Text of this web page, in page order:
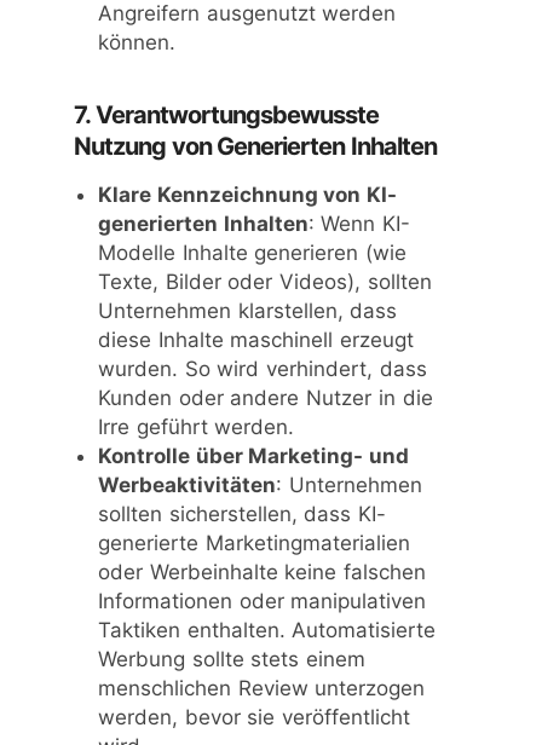
Angreifern ausgenutzt werden
können.
7. Verantwortungsbewusste
Nutzung von Generierten Inhalten
Klare Kennzeichnung von KI-
generierten Inhalten: Wenn KI-
Modelle Inhalte generieren (wie
Texte, Bilder oder Videos), sollten
Unternehmen klarstellen, dass
diese Inhalte maschinell erzeugt
wurden. So wird verhindert, dass
Kunden oder andere Nutzer in die
Irre geführt werden.
Kontrolle über Marketing- und
Werbeaktivitäten: Unternehmen
sollten sicherstellen, dass KI-
generierte Marketingmaterialien
oder Werbeinhalte keine falschen
Informationen oder manipulativen
Taktiken enthalten. Automatisierte
Werbung sollte stets einem
menschlichen Review unterzogen
werden, bevor sie veröffentlicht